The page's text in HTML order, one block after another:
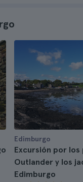
Edimburgo
Excursión por los
Outlander y los
Edimburgo